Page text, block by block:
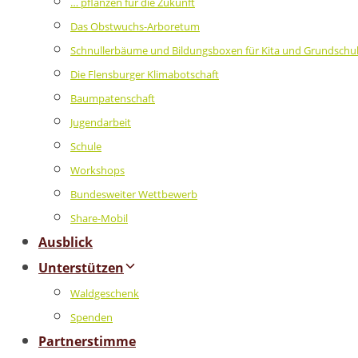
Das Obstwuchs-Arboretum
Schnullerbäume und Bildungsboxen für Kita und
Die Flensburger Klimabotschaft
Baumpatenschaft
Jugendarbeit
Schule
Workshops
Bundesweiter Wettbewerb
Share-Mobil
Ausblick
Unterstützen
Waldgeschenk
Spenden
Partnerstimme